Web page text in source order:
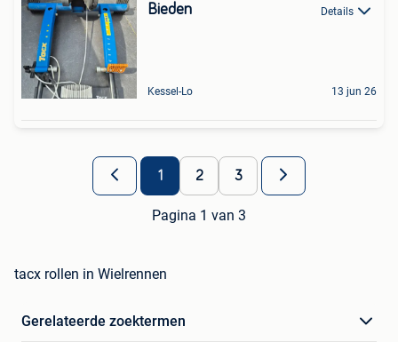
Bieden Details
Kessel-Lo 13 jun 26
1 2 3
Pagina 1 van 3
tacx rollen in Wielrennen
Gerelateerde zoektermen